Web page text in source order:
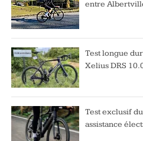
entre
Test longue
Xelius DRS
Test exclusif
assistance